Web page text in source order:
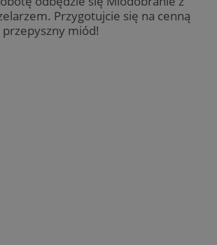
Przygotujcie się na cenną
miód!